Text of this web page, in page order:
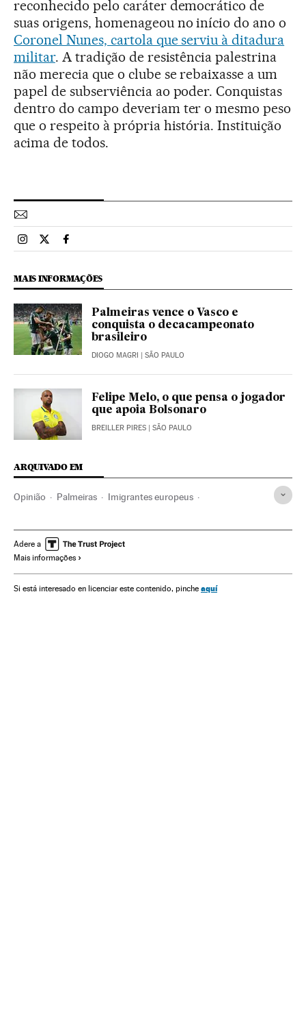
reconhecido pelo caráter democrático de
suas origens, homenageou no início do ano o
Coronel Nunes, cartola que serviu à ditadura
militar. A tradição de resistência palestrina
não merecia que o clube se rebaixasse a um
papel de subserviência ao poder. Conquistas
dentro do campo deveriam ter o mesmo peso
que o respeito à própria história. Instituição
acima de todos.
Esportes El País Brasil en Instagram
Esportes El País Brasil en Twitter
Esportes El País Brasil en Facebook
MAIS INFORMAÇÕES
Palmeiras vence o Vasco e
conquista o decacampeonato
brasileiro
DIOGO MAGRI | SÃO PAULO
Felipe Melo, o que pensa o jogador
que apoia Bolsonaro
BREILLER PIRES | SÃO PAULO
ARQUIVADO EM
Opinião Palmeiras Imigrantes europeus
Extrema direita Jair Bolsonaro
Presidência Brasil
Governo Brasil Brasil Times esportes Futebol
Adere a
Mais informações
Si está interesado en licenciar este contenido, pinche aquí